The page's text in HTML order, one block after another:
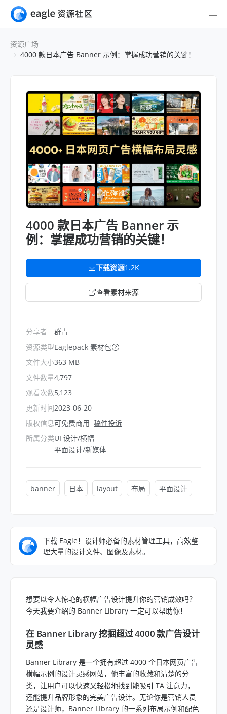
资源广场
4000 款日本广告 Banner 示例：掌握成功营销的关键！
4000 款日本广告 Banner 示
例：掌握成功营销的关键！
下载资源1.2K
查看素材来源
分享者
资源类型
文件大小
文件数量
观看次数
更新时间
版权信息
所属分类
群青
Eaglepack 素材包
363 MB
4,797
5,123
2023-06-20
可免费商用 稿件投诉
UI 设计/横幅
平面设计/新媒体
banner 日本 layout 布局 平面设计
下载 Eagle！设计师必备的素材管理工具，高效整
理大量的设计文件、图像及素材。
想要以令人惊艳的横幅广告设计提升你的营销成效吗？
今天我要介绍的 Banner Library 一定可以帮助你！
在 Banner Library 挖掘超过 4000 款广告设计
灵感
Banner Library 是一个拥有超过 4000 个日本网页广告
横幅示例的设计灵感网站，他丰富的收藏和清楚的分
类，让用户可以快速又轻松地找到能吸引 TA 注意力，
还能提升品牌形象的完美广告设计。无论你是营销人员
还是设计师，Banner LIbrary 的一系列布局示例和配色